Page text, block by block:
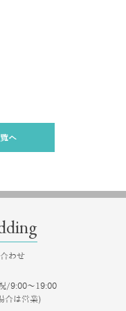
へ
わせ
/9:00～19:00
合は営業)